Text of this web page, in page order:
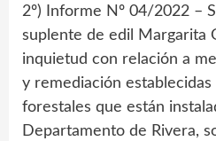
2º) Informe Nº 04/2022 –
suplente de edil Margarita
inquietud con relación a
y remediación establecidas
forestales que están
Departamento de Rivera,